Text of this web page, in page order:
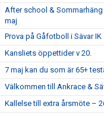
After school &
maj
Prova på Gåfotboll i Sävar
Kansliets öppettider v 20.
7 maj kan du som är 65+
Välkommen till Ankrace &
Kallelse till extra årsmöte –